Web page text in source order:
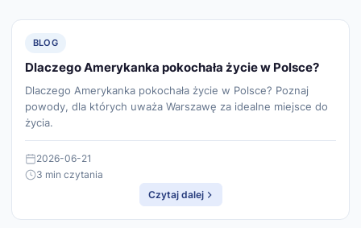
BLOG
Dlaczego Amerykanka pokochała życie w Polsce?
Dlaczego Amerykanka pokochała życie w Polsce? Poznaj
powody, dla których uważa Warszawę za idealne miejsce do
życia.
2026-06-21
3 min czytania
Czytaj dalej